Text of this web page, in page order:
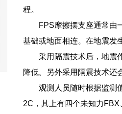
程。
FPS摩擦摆支座通常由
基础或地面相连。在地震发
采用隔震技术后，地震
降低。另外采用隔震技术还
观测人员随时根据监测
2C，其上有四个未知力